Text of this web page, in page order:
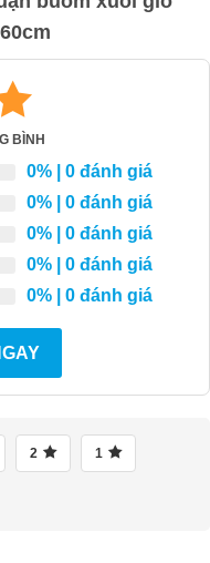
BÌNH
0% | 0 đánh giá
0% | 0 đánh giá
0% | 0 đánh giá
0% | 0 đánh giá
0% | 0 đánh giá
2 1